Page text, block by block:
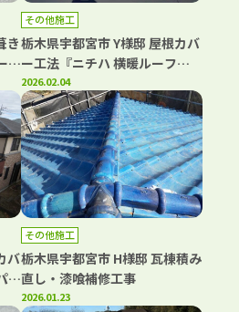
き
パ
その他施工
栃木県宇都宮市 Y様邸 屋根カバ
ー工法『ニチハ 横暖ルーフ
αs』
2026.02.04
バ
ー
その他施工
栃木県宇都宮市 H様邸 瓦棟積み
直し・漆喰補修工事
2026.01.23